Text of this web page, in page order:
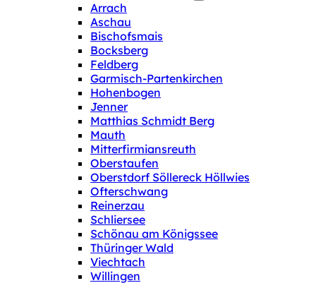
Arrach
Aschau
Bischofsmais
Bocksberg
Feldberg
Garmisch-Partenkirchen
Hohenbogen
Jenner
Matthias Schmidt Berg
Mauth
Mitterfirmiansreuth
Oberstaufen
Oberstdorf Söllereck Höllwies
Ofterschwang
Reinerzau
Schliersee
Schönau am Königssee
Thüringer Wald
Viechtach
Willingen